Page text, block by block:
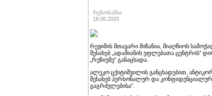
რეზონანსი
18.06.2025
რეჟიმის მთავარი მიზანია, მიაღწიოს
შესახებ „ადამიანის უფლებათა ცენტრის“
„რეზიუმე“ განაცხადა.
ალეკო ცქიტიშვილის განცხადებით,
შესახებ პერსონალურ და კონფიდენციალურ
გაგრძელებისა“.